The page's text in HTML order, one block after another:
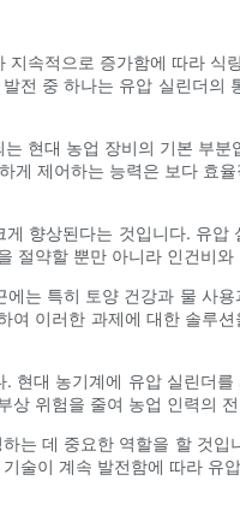
속적으로 증가함에 따라
중 하나는 유압 실린더
현대 농업 장비의 기본 부
제어하는 ​​능력은 보다 효
향상된다는 것입니다. 유
약할 뿐만 아니라 인건비
는 특히 토양 건강과 물 사
이러한 과제에 대한 솔루
대 농기계에 유압 실린더
위험을 줄여 농업 인력의
데 중요한 역할을 할 것
이 계속 발전함에 따라